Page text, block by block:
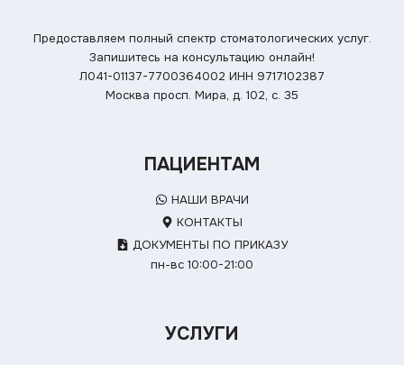
Предоставляем полный спектр стоматологических услуг.
Запишитесь на консультацию онлайн!
Л041-01137-7700364002 ИНН 9717102387
Москва просп. Мира, д. 102, с. 35
ПАЦИЕНТАМ
НАШИ ВРАЧИ
КОНТАКТЫ
ДОКУМЕНТЫ ПО ПРИКАЗУ
пн-вс 10:00-21:00
УСЛУГИ